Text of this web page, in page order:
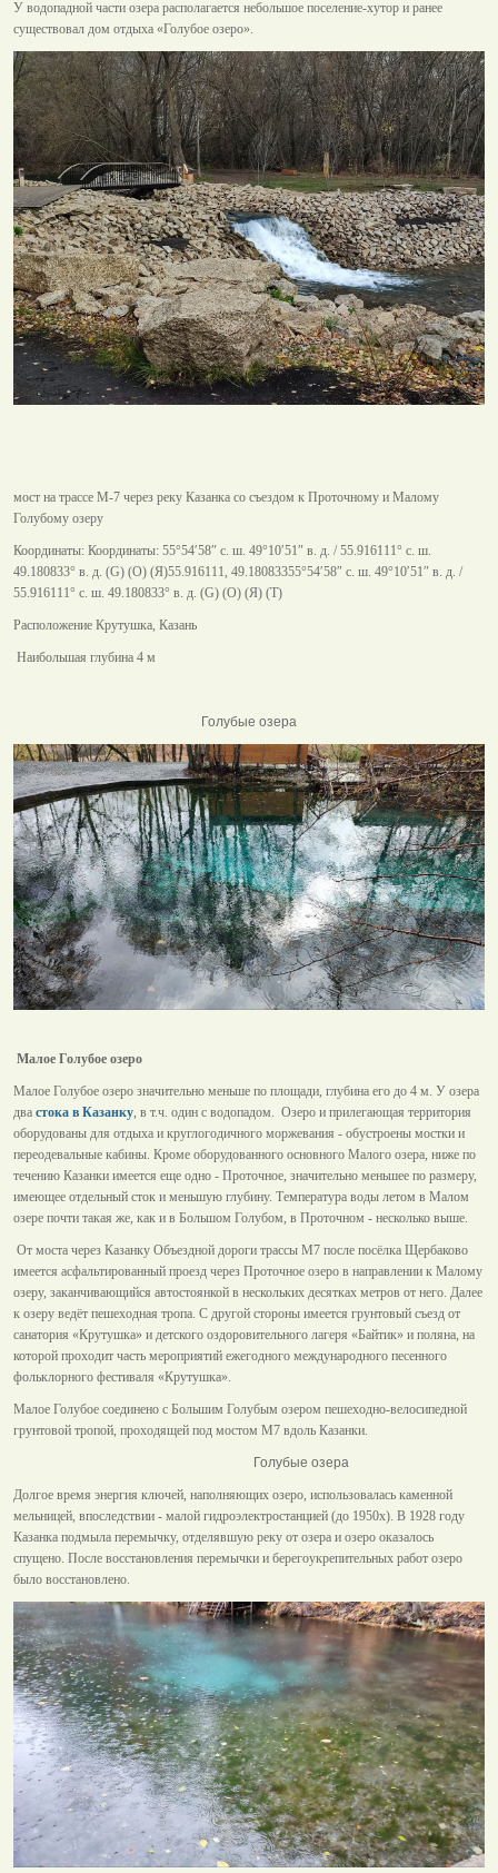
У водопадной части озера располагается небольшое поселение-хутор и ранее
существовал дом отдыха «Голубое озеро».
мост на трассе М-7 через реку Казанка со съездом к Проточному и Малому
Голубому озеру
Координаты: Координаты: 55°54′58″ с. ш. 49°10′51″ в. д. / 55.916111° с. ш.
49.180833° в. д. (G) (O) (Я)55.916111, 49.18083355°54′58″ с. ш. 49°10′51″ в. д. /
55.916111° с. ш. 49.180833° в. д. (G) (O) (Я) (T)
Расположение Крутушка, Казань
Наибольшая глубина 4 м
Голубые озера
Малое Голубое озеро
Малое Голубое озеро значительно меньше по площади, глубина его до 4 м. У озера
два стока в Казанку , в т.ч. один с водопадом. Озеро и прилегающая территория
оборудованы для отдыха и круглогодичного моржевания - обустроены мостки и
переодевальные кабины. Кроме оборудованного основного Малого озера, ниже по
течению Казанки имеется еще одно - Проточное, значительно меньшее по размеру,
имеющее отдельный сток и меньшую глубину. Температура воды летом в Малом
озере почти такая же, как и в Большом Голубом, в Проточном - несколько выше.
От моста через Казанку Объездной дороги трассы М7 после посёлка Щербаково
имеется асфальтированный проезд через Проточное озеро в направлении к Малому
озеру, заканчивающийся автостоянкой в нескольких десятках метров от него. Далее
к озеру ведёт пешеходная тропа. С другой стороны имеется грунтовый съезд от
санатория «Крутушка» и детского оздоровительного лагеря «Байтик» и поляна, на
которой проходит часть мероприятий ежегодного международного песенного
фольклорного фестиваля «Крутушка».
Малое Голубое соединено с Большим Голубым озером пешеходно-велосипедной
грунтовой тропой, проходящей под мостом М7 вдоль Казанки.
Голубые озера
Долгое время энергия ключей, наполняющих озеро, использовалась каменной
мельницей, впоследствии - малой гидроэлектростанцией (до 1950х). В 1928 году
Казанка подмыла перемычку, отделявшую реку от озера и озеро оказалось
спущено. После восстановления перемычки и берегоукрепительных работ озеро
было восстановлено.